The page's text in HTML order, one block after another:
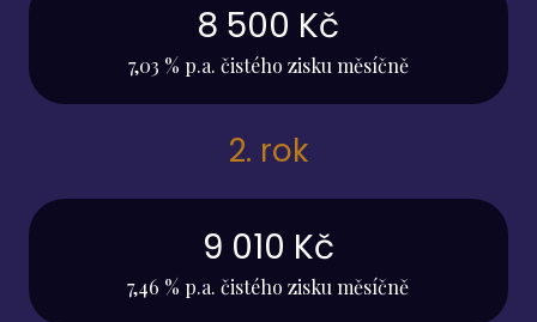
8 500 Kč
7,03 % p.a. čistého zisku měsíčně
2. rok
9 010 Kč
7,46 % p.a. čistého zisku měsíčně